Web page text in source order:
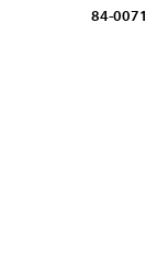
84-0071